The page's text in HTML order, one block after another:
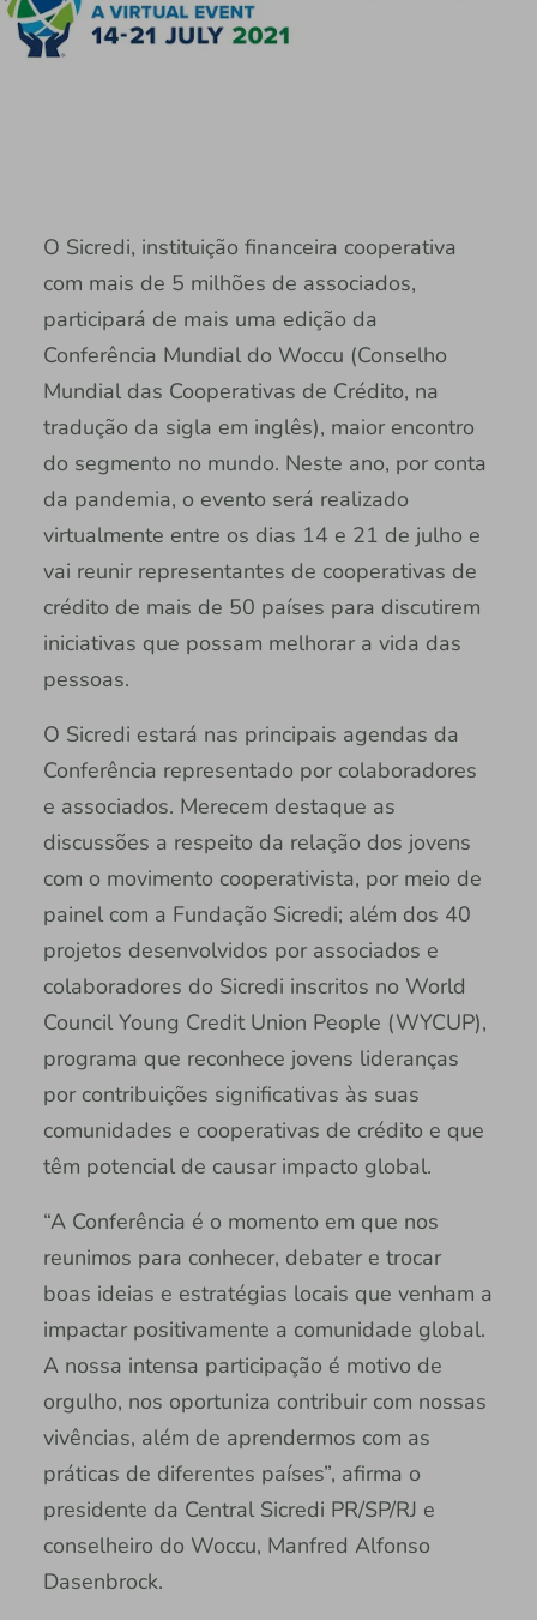
O Sicredi, instituição financeira cooperativa
com mais de 5 milhões de associados,
participará de mais uma edição da
Conferência Mundial do Woccu (Conselho
Mundial das Cooperativas de Crédito, na
tradução da sigla em inglês), maior encontro
do segmento no mundo. Neste ano, por conta
da pandemia, o evento será realizado
virtualmente entre os dias 14 e 21 de julho e
vai reunir representantes de cooperativas de
crédito de mais de 50 países para discutirem
iniciativas que possam melhorar a vida das
pessoas.
O Sicredi estará nas principais agendas da
Conferência representado por colaboradores
e associados. Merecem destaque as
discussões a respeito da relação dos jovens
com o movimento cooperativista, por meio de
painel com a Fundação Sicredi; além dos 40
projetos desenvolvidos por associados e
colaboradores do Sicredi inscritos no World
Council Young Credit Union People (WYCUP),
programa que reconhece jovens lideranças
por contribuições significativas às suas
comunidades e cooperativas de crédito e que
têm potencial de causar impacto global.
“A Conferência é o momento em que nos
reunimos para conhecer, debater e trocar
boas ideias e estratégias locais que venham a
impactar positivamente a comunidade global.
A nossa intensa participação é motivo de
orgulho, nos oportuniza contribuir com nossas
vivências, além de aprendermos com as
práticas de diferentes países”, afirma o
presidente da Central Sicredi PR/SP/RJ e
conselheiro do Woccu, Manfred Alfonso
Dasenbrock.